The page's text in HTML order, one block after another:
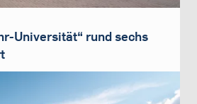
Universität“ rund sechs